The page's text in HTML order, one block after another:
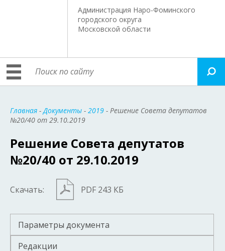
Администрация Наро-Фоминского
городского округа
Московской области
Главная -Документы - 2019 - Решение Совета депутатов
№20/40 от 29.10.2019
Решение Совета депутатов
№20/40 от 29.10.2019
Скачать: PDF 243 КБ
Параметры документа
Редакции